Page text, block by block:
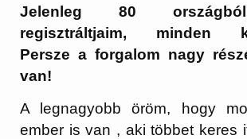
Jelenleg 80
regisztráltjaim, minden
Persze a forgalom nagy
van!
A legnagyobb öröm, hogy
ember is van , aki többet keres